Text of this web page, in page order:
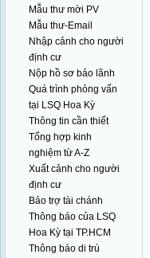
Mẫu thư mời PV
Mẫu thư-Email
Nhập cảnh cho người
định cư
Nộp hồ sơ bảo lãnh
Quá trình phỏng vấn
tại LSQ Hoa Kỳ
Thông tin cần thiết
Tổng hợp kinh
nghiệm từ A-Z
Xuất cảnh cho người
định cư
Bảo trợ tài chánh
Thông báo của LSQ
Hoa Kỳ tại TP.HCM
Thông báo di trú